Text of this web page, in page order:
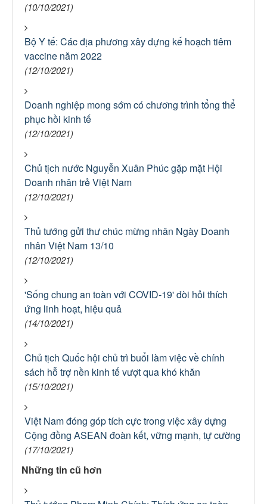
(10/10/2021)
Bộ Y tế: Các địa phương xây dựng kế hoạch tiêm
vaccine năm 2022
(12/10/2021)
Doanh nghiệp mong sớm có chương trình tổng thể
phục hồi kinh tế
(12/10/2021)
Chủ tịch nước Nguyễn Xuân Phúc gặp mặt Hội
Doanh nhân trẻ Việt Nam
(12/10/2021)
Thủ tướng gửi thư chúc mừng nhân Ngày Doanh
nhân Việt Nam 13/10
(12/10/2021)
'Sống chung an toàn với COVID-19' đòi hỏi thích
ứng linh hoạt, hiệu quả
(14/10/2021)
Chủ tịch Quốc hội chủ trì buổi làm việc về chính
sách hỗ trợ nền kinh tế vượt qua khó khăn
(15/10/2021)
Việt Nam đóng góp tích cực trong việc xây dựng
Cộng đồng ASEAN đoàn kết, vững mạnh, tự cường
(17/10/2021)
Những tin cũ hơn